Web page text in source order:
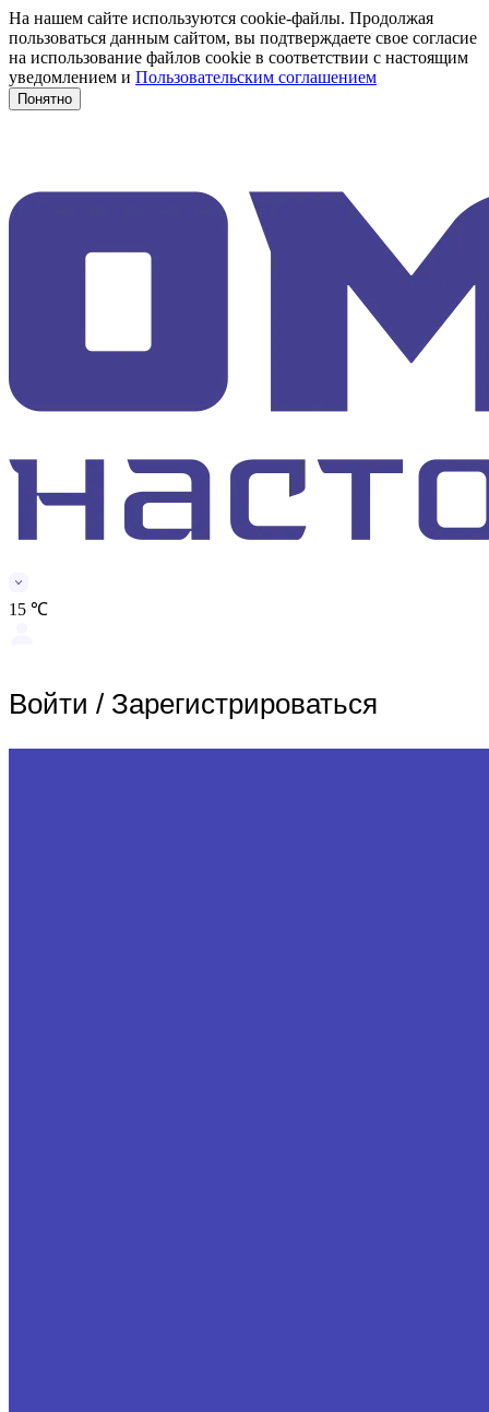
На нашем сайте используются cookie-файлы. Продолжая
пользоваться данным сайтом, вы подтверждаете свое согласие
на использование файлов cookie в соответствии с настоящим
уведомлением и Пользовательским соглашением
Понятно
15 ℃
Войти / Зарегистрироваться